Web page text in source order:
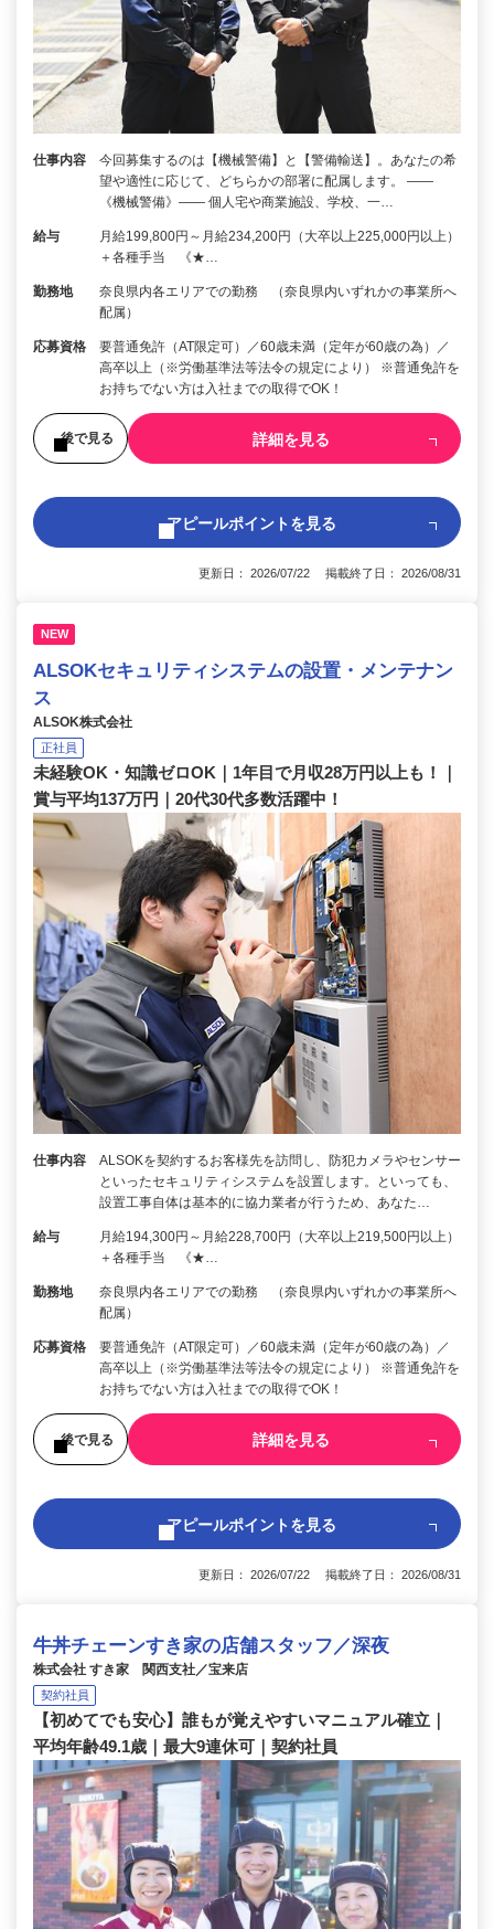
仕事内容
今回募集するのは【機械警備】と【警備輸送】。あなたの希
望や適性に応じて、どちらかの部署に配属します。 ――
《機械警備》―― 個人宅や商業施設、学校、一…
給与
月給199,800円～月給234,200円（大卒以上225,000円以上）
＋各種手当 《★…
勤務地
奈良県内各エリアでの勤務 （奈良県内いずれかの事業所へ
配属）
応募資格
要普通免許（AT限定可）／60歳未満（定年が60歳の為）／
高卒以上（※労働基準法等法令の規定により） ※普通免許を
お持ちでない方は入社までの取得でOK！
後で見る 詳細を見る
アピールポイントを見る
更新日： 2026/07/22 掲載終了日： 2026/08/31
NEW
ALSOKセキュリティシステムの設置・メンテナン
ス
ALSOK株式会社
正社員
未経験OK・知識ゼロOK｜1年目で月収28万円以上も！｜
賞与平均137万円｜20代30代多数活躍中！
仕事内容
ALSOKを契約するお客様先を訪問し、防犯カメラやセンサー
といったセキュリティシステムを設置します。といっても、
設置工事自体は基本的に協力業者が行うため、あなた…
給与
月給194,300円～月給228,700円（大卒以上219,500円以上）
＋各種手当 《★…
勤務地
奈良県内各エリアでの勤務 （奈良県内いずれかの事業所へ
配属）
応募資格
要普通免許（AT限定可）／60歳未満（定年が60歳の為）／
高卒以上（※労働基準法等法令の規定により） ※普通免許を
お持ちでない方は入社までの取得でOK！
後で見る 詳細を見る
アピールポイントを見る
更新日： 2026/07/22 掲載終了日： 2026/08/31
牛丼チェーンすき家の店舗スタッフ／深夜
株式会社 すき家 関西支社／宝来店
契約社員
【初めてでも安心】誰もが覚えやすいマニュアル確立｜
平均年齢49.1歳｜最大9連休可｜契約社員